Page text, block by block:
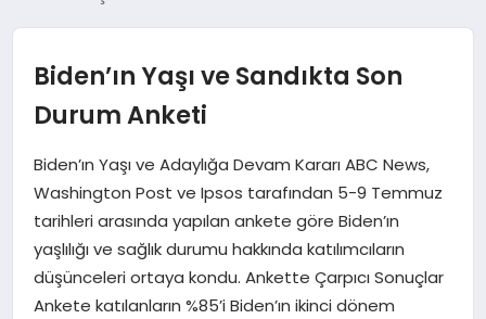
EĞITIM
EKONOMI
TEKNOLOJI
Biden’ın Yaşı ve Sandıkta Son
Durum Anketi
Biden’ın Yaşı ve Adaylığa Devam Kararı ABC News,
Washington Post ve Ipsos tarafından 5-9 Temmuz
tarihleri arasında yapılan ankete göre Biden’ın
yaşlılığı ve sağlık durumu hakkında katılımcıların
düşünceleri ortaya kondu. Ankette Çarpıcı Sonuçlar
Ankete katılanların %85’i Biden’ın ikinci dönem